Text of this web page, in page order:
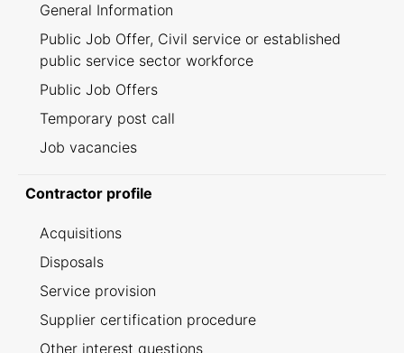
General Information
Public Job Offer, Civil service or established
public service sector workforce
Public Job Offers
Temporary post call
Job vacancies
Contractor profile
Acquisitions
Disposals
Service provision
Supplier certification procedure
Other interest questions